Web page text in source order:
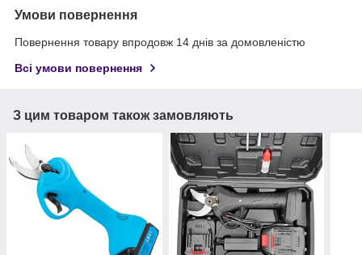
Умови повернення
Повернення товару впродовж 14 днів за домовленістю
Всі умови повернення
З цим товаром також замовляють